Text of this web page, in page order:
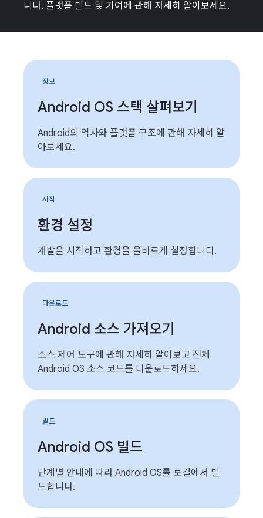
니다. 플랫폼 빌드 및 기여에 관해 자세히 알아보세요.
정보
Android OS 스택 살펴보기
Android의 역사와 플랫폼 구조에 관해 자세히 알
아보세요.
시작
환경 설정
개발을 시작하고 환경을 올바르게 설정합니다.
다운로드
Android 소스 가져오기
소스 제어 도구에 관해 자세히 알아보고 전체
Android OS 소스 코드를 다운로드하세요.
빌드
Android OS 빌드
단계별 안내에 따라 Android OS를 로컬에서 빌
드합니다.